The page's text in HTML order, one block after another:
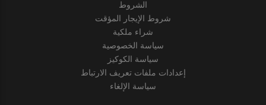
الشروط
شروط الإيجار المؤقت
شراء ملكية
سياسة الخصوصية
سياسة الكوكيز
إعدادات ملفات تعريف الارتباط
سياسة الإلغاء